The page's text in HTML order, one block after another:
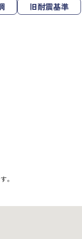
旧耐震基準
。